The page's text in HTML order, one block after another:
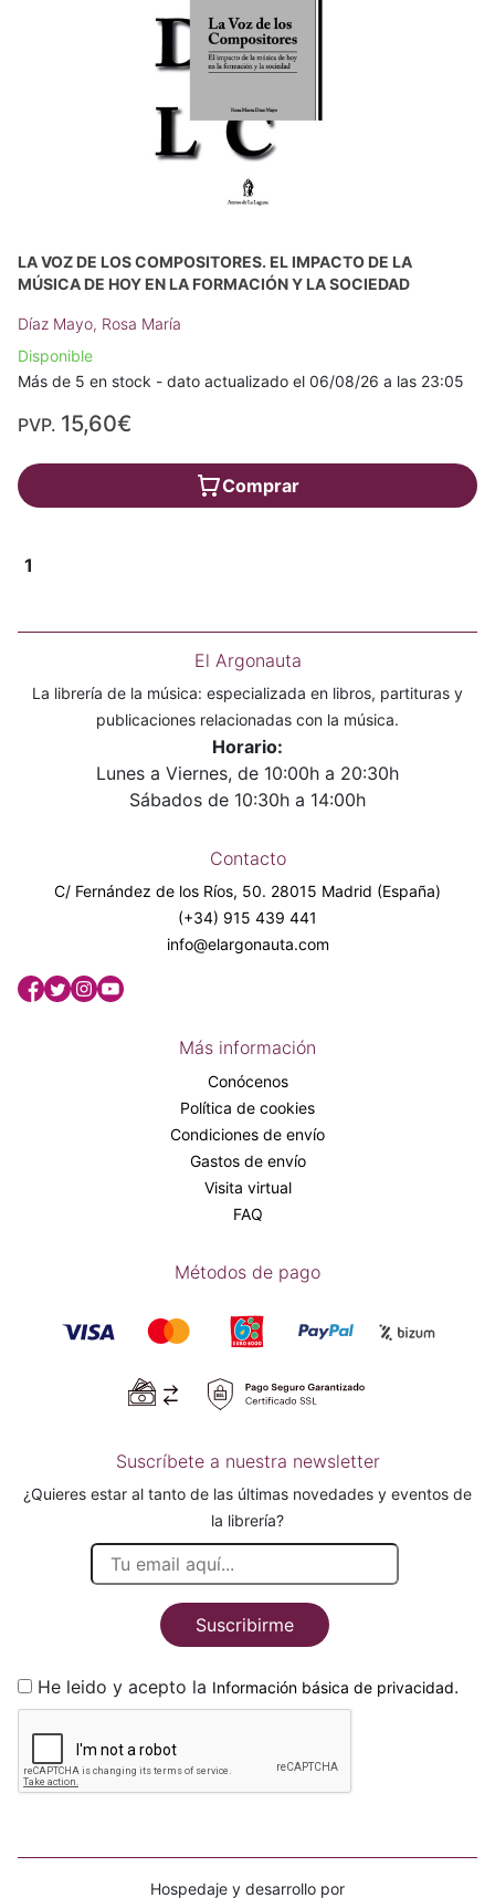
LA VOZ DE LOS COMPOSITORES. EL IMPACTO DE LA
MÚSICA DE HOY EN LA FORMACIÓN Y LA SOCIEDAD
Díaz Mayo, Rosa María
Disponible
Más de 5 en stock - dato actualizado el 06/08/26 a las 23:05
PVP. 15,60€
Comprar
1
El Argonauta
La librería de la música: especializada en libros, partituras y
publicaciones relacionadas con la música.
Horario:
Lunes a Viernes, de 10:00h a 20:30h
Sábados de 10:30h a 14:00h
Contacto
C/ Fernández de los Ríos, 50. 28015 Madrid (España)
(+34) 915 439 441
info@elargonauta.com
Más información
Conócenos
Política de cookies
Condiciones de envío
Gastos de envío
Visita virtual
FAQ
Métodos de pago
Suscríbete a nuestra newsletter
¿Quieres estar al tanto de las últimas novedades y eventos de
la librería?
Suscribirme
He leido y acepto la Información básica de privacidad.
Hospedaje y desarrollo por